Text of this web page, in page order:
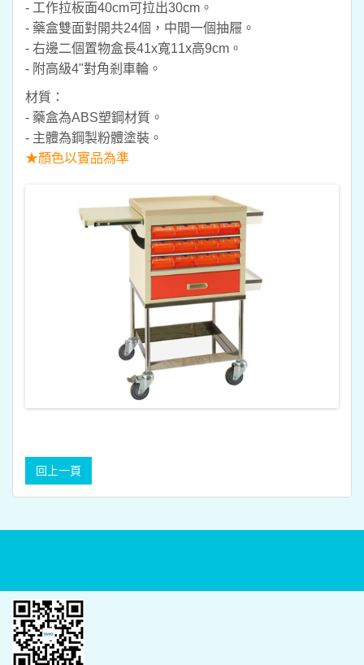
- 工作拉板面40cm可拉出30cm。
- 藥盒雙面對開共24個，中間一個抽屜。
- 右邊二個置物盒長41x寬11x高9cm。
- 附高級4"對角剎車輪。
材質：
- 藥盒為ABS塑鋼材質。
- 主體為鋼製粉體塗裝。
★顏色以實品為準